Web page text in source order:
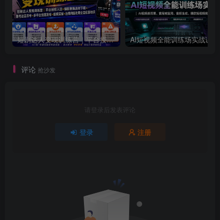
短剧达人变现训练营｜平台授权入驻+爆款剧集选材下载+账号运营养号+多平台挂载发布+剪辑实操+违规问题处理全流程落地课
评论 抢沙发
请登录后发表评论
登录 注册